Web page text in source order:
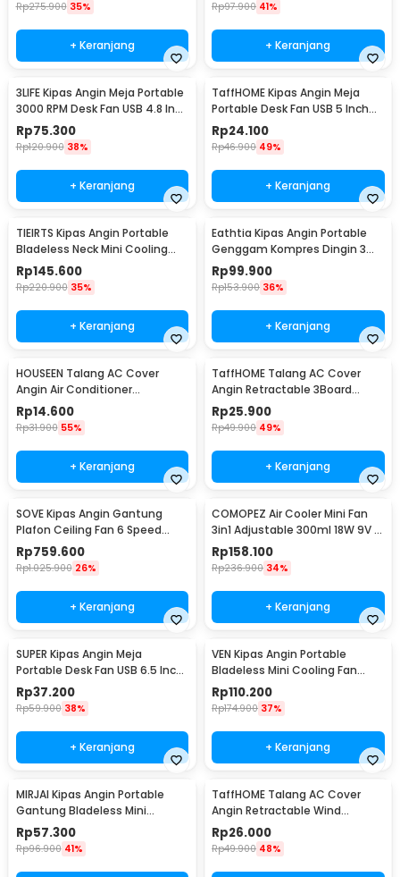
Rp275.900 35%
+ Keranjang
Rp97.900 41%
+ Keranjang
3LIFE Kipas Angin Meja Portable
3000 RPM Desk Fan USB 4.8 Inch
5W - 312
Rp75.300
Rp120.900 38%
+ Keranjang
TaffHOME Kipas Angin Meja
Portable Desk Fan USB 5 Inch
2.5W - YZ-007
Rp24.100
Rp46.900 49%
+ Keranjang
TIEIRTS Kipas Angin Portable
Bladeless Neck Mini Cooling
Fan 5000mAh - H12
Rp145.600
Rp220.900 35%
+ Keranjang
Eathtia Kipas Angin Portable
Genggam Kompres Dingin 3
Speed 2200mAh - WX-622
Rp99.900
Rp153.900 36%
+ Keranjang
HOUSEEN Talang AC Cover
Angin Air Conditioner
Windshield Deflector - YH-JJ-
80
Rp14.600
Rp31.900 55%
+ Keranjang
TaffHOME Talang AC Cover
Angin Retractable 3Board
Windshield Deflector - HZ74
Rp25.900
Rp49.900 49%
+ Keranjang
SOVE Kipas Angin Gantung
Plafon Ceiling Fan 6 Speed
Reversible 52 Inch - FS2007
Rp759.600
Rp1.025.900 26%
+ Keranjang
COMOPEZ Air Cooler Mini Fan
3in1 Adjustable 300ml 18W 9V -
YY-01
Rp158.100
Rp236.900 34%
+ Keranjang
SUPER Kipas Angin Meja
Portable Desk Fan USB 6.5 Inch
4.5W - A8
Rp37.200
Rp59.900 38%
+ Keranjang
VEN Kipas Angin Portable
Bladeless Mini Cooling Fan
Power Bank 3000mAh - 348
Rp110.200
Rp174.900 37%
+ Keranjang
MIRJAI Kipas Angin Portable
Gantung Bladeless Mini
Cooling Fan 1200mAh - 6171
Rp57.300
Rp96.900 41%
TaffHOME Talang AC Cover
Angin Retractable Wind
Deflector - W92
Rp26.000
Rp49.900 48%